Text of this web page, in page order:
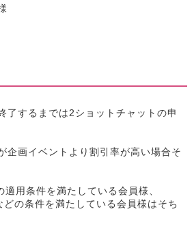
了するまでは2ショットチャットの申
企画イベントより割引率が高い場合そ
用条件を満たしている会員様、
の条件を満たしている会員様はそち